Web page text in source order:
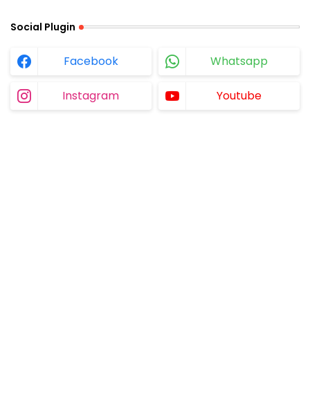
Social Plugin
Facebook Whatsapp
Instagram Youtube